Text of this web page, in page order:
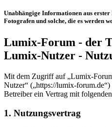
Unabhängige Informationen aus
Fotografen und solche, die es werden
Lumix-Forum - der
Lumix-Nutzer -
Mit dem Zugriff auf „Lumix-
Nutzer“ („https://lumix-
Betreiber ein Vertrag mit
1. Nutzungsvertrag